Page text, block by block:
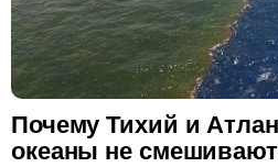
Почему Тихий и
океаны не